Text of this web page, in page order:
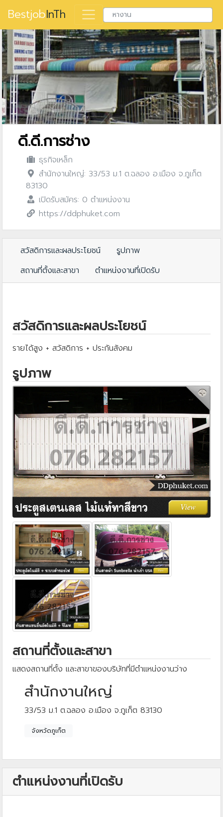
BestjobInTh
ดี.ดี.การช่าง
ธุรกิจเหล็ก
สำนักงานใหญ่: 33/53 ม.1 ต.ฉลอง อ.เมือง จ.ภูเก็ต
83130
เปิดรับสมัคร: 0 ตำแหน่งงาน
https://ddphuket.com
สวัสดิการและผลประโยชน์
รูปภาพ
สถานที่ตั้งและสาขา
ตำแหน่งงานที่เปิดรับ
สวัสดิการและผลประโยชน์
รายได้สูง + สวัสดิการ + ประกันสังคม
รูปภาพ
สถานที่ตั้งและสาขา
แสดงสถานที่ตั้ง และสาขาของบริษัทที่มีตำแหน่งงานว่าง
สำนักงานใหญ่
33/53 ม.1 ต.ฉลอง อ.เมือง จ.ภูเก็ต 83130
จังหวัดภูเก็ต
ตำแหน่งงานที่เปิดรับ